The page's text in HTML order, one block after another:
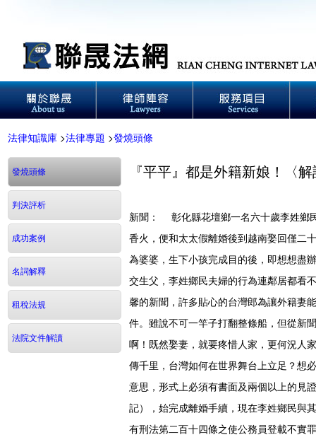
法律知識庫 >法律專題 >發燒頭條
發燒頭條
判決評析
成功案例
名詞解釋
租稅法規
法院文件解讀
『平平』都是外籍新娘！〈
新聞： 彰化縣花壇鄉一名六十歲李姓鄉
香火，便和太太假離婚後到越南娶回僅二
為婆婆，生下小孩完成目的後，即想想盡
交生父，李姓鄉民夫婦的行為連鄰居都
馨的新聞，許多貼心的台灣郎為讓外籍妻
件。雖說不可一竿子打翻整條船，但從新
啊！既然娶妻，就要疼惜人家，更何況人
傳千里，台灣如何在世界舞台上立足？
意思，形式上必須有書面及兩個以上的見
記），始完成離婚手續，現在李姓鄉民與
有刑法第二百十四條之使公務員登載不實